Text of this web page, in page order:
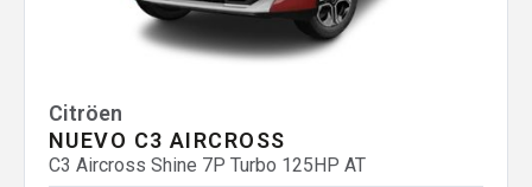
Citröen
NUEVO C3 AIRCROSS
C3 Aircross Shine 7P Turbo 125HP AT
Eliminar todos